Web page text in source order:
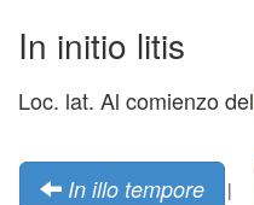
In initio litis
Loc. lat. Al comienzo del
In illo tempore |